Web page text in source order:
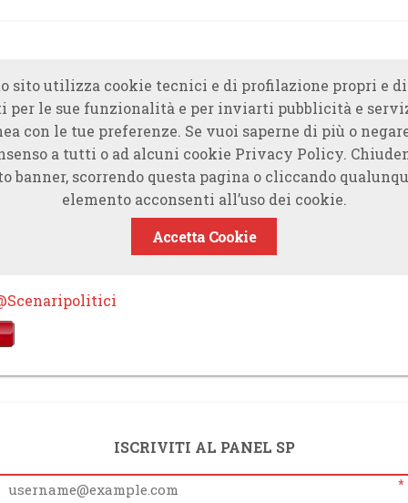
sito utilizza cookie tecnici e di profilazione propri e
per le sue funzionalità e per inviarti pubblicità e
con le tue preferenze. Se vuoi saperne di più o
a tutti o ad alcuni cookie Privacy Policy.
banner, scorrendo questa pagina o cliccando
elemento acconsenti all’uso dei cookie.
Accetta Cookie
ISCRIVITI AL PANEL SP
*